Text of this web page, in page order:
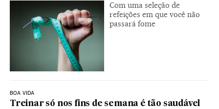
Com uma seleção de
refeições em que você não
passará fome
BOA VIDA
Treinar só nos fins de semana é tão saudável